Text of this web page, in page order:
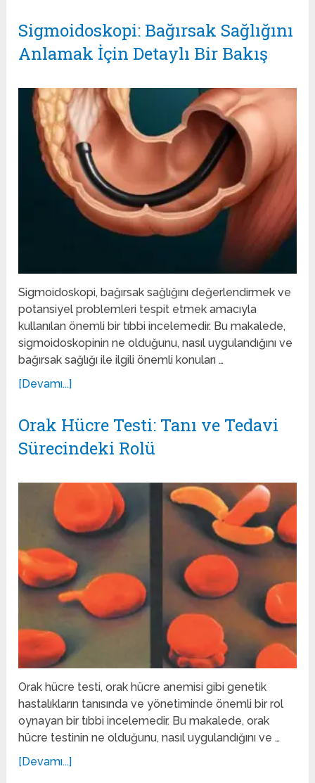
Sigmoidoskopi: Bağırsak Sağlığını
Anlamak İçin Detaylı Bir Bakış
Sigmoidoskopi, bağırsak sağlığını değerlendirmek ve
potansiyel problemleri tespit etmek amacıyla
kullanılan önemli bir tıbbi incelemedir. Bu makalede,
sigmoidoskopinin ne olduğunu, nasıl uygulandığını ve
bağırsak sağlığı ile ilgili önemli konuları …
[Devamı...]
Orak Hücre Testi: Tanı ve Tedavi
Sürecindeki Rolü
Orak hücre testi, orak hücre anemisi gibi genetik
hastalıkların tanısında ve yönetiminde önemli bir rol
oynayan bir tıbbi incelemedir. Bu makalede, orak
hücre testinin ne olduğunu, nasıl uygulandığını ve …
[Devamı...]